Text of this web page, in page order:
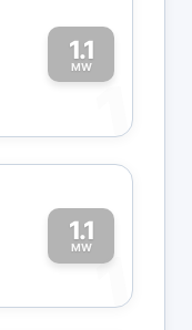
1.1
MW
1
1.1
MW1